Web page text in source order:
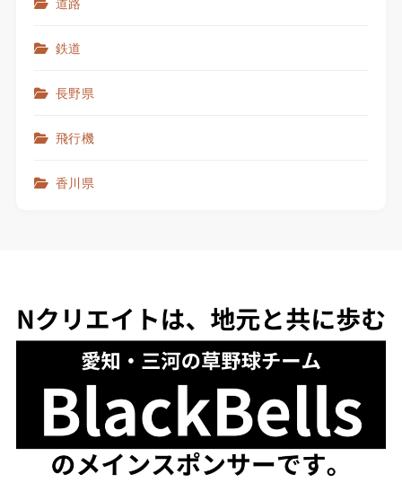
鉄道
長野県
飛行機
香川県